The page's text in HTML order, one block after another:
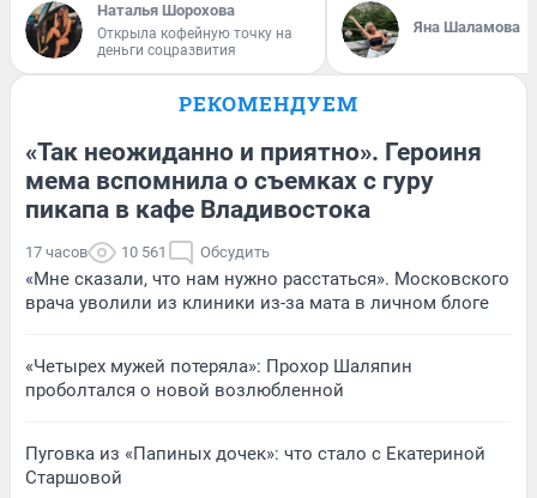
Наталья Шорохова
Открыла кофейную точку на
деньги соцразвития
Яна Шаламова
РЕКОМЕНДУЕМ
«Так неожиданно и приятно». Героиня
мема вспомнила о съемках с гуру
пикапа в кафе Владивостока
17 часов 10 561 Обсудить
«Мне сказали, что нам нужно расстаться». Московского
врача уволили из клиники из-за мата в личном блоге
«Четырех мужей потеряла»: Прохор Шаляпин
проболтался о новой возлюбленной
Пуговка из «Папиных дочек»: что стало с Екатериной
Старшовой